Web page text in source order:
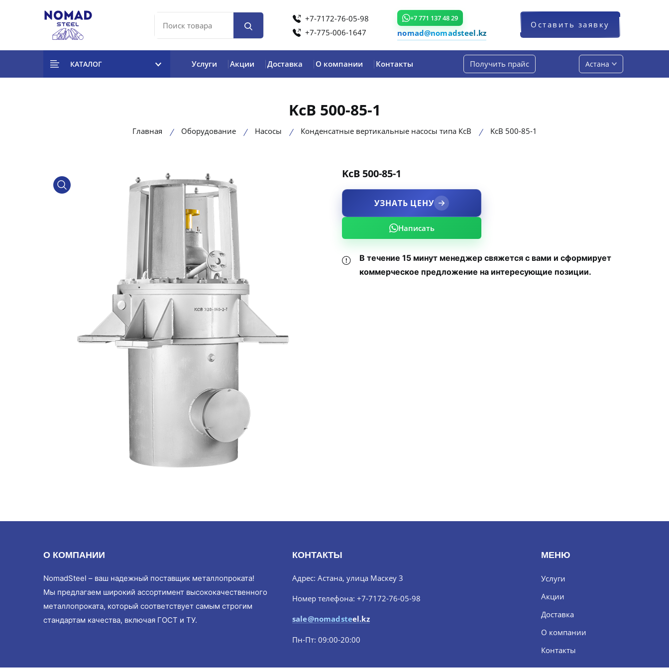
+7-7172-76-05-98
+7-775-006-1647
+7 771 137 48 29
nomad@nomadsteel.kz
Оставить заявку
КАТАЛОГ Услуги Акции Доставка О компании Контакты Получить прайс Астана
KсВ 500-85-1
Главная Оборудование Насосы Конденсатные вертикальные насосы типа КсВ KсВ 500-85-1
product view
KсВ 500-85-1
УЗНАТЬ ЦЕНУ
Написать
В течение 15 минут менеджер свяжется с вами и сформирует
коммерческое предложение на интересующие позиции.
О КОМПАНИИ
NomadSteel – ваш надежный поставщик металлопроката!
Мы предлагаем широкий ассортимент высококачественного
металлопроката, который соответствует самым строгим
стандартам качества, включая ГОСТ и ТУ.
КОНТАКТЫ
Адрес: Астана, улица Маскеу 3
Номер телефона: +7-7172-76-05-98
sale@nomadsteel.kz
Пн-Пт: 09:00-20:00
МЕНЮ
Услуги
Акции
Доставка
О компании
Контакты